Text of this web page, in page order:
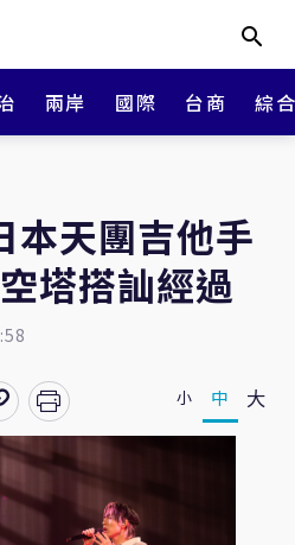
兩岸 國際 台商 綜
本天團吉他手
塔搭訕經過
小 中 大